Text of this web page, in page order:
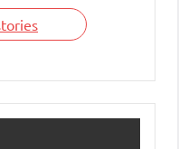
के बारे में।